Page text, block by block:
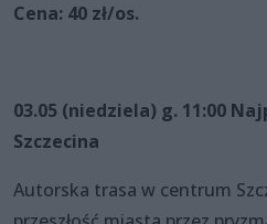
Cena: 40 zł/os.
03.05 (niedziela) g. 11:00
Szczecina
Autorska trasa w centrum